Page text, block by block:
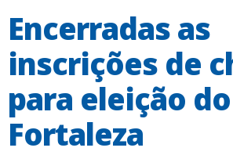
Encerradas as
inscrições de
para eleição do
Fortaleza